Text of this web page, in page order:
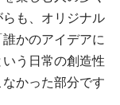
も、オリジナル
かのアイデアに
う日常の創造性
かった部分です